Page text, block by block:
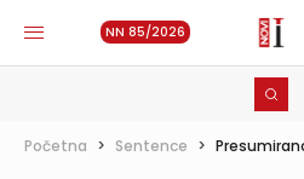
NN 85/2026
Početna > Sentence >